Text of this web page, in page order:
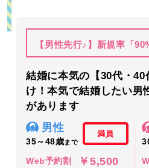
【男性先行♪】新規率「
結婚に本気の【30代・40
け！本気で結婚したい男
があります
男性
35～48歳まで
満員
Web予約割 ￥5,500